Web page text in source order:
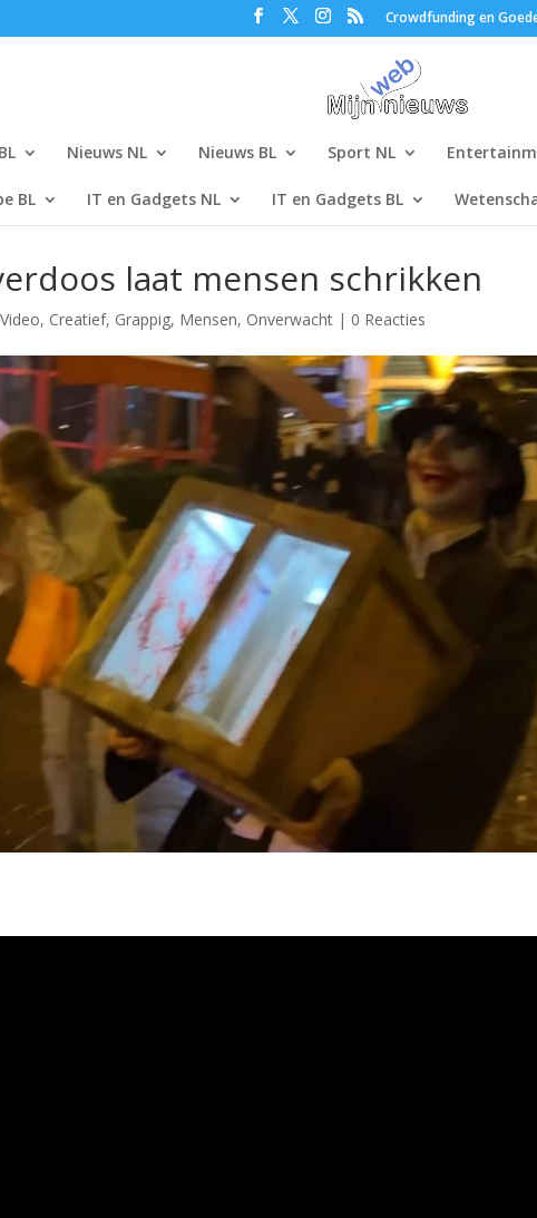
Crowdfunding en
Nieuws NL Nieuws BL Sport NL
BL IT en Gadgets NL IT en Gadgets BL
laat mensen schrikken
Video, Creatief, Grappig, Mensen, Onverwacht | 0 Reacties